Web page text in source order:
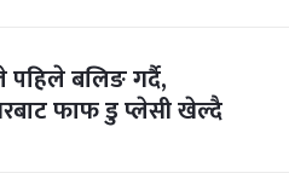
पहिले बलिङ गर्दै,
फाफ डु प्लेसी खेल्दै